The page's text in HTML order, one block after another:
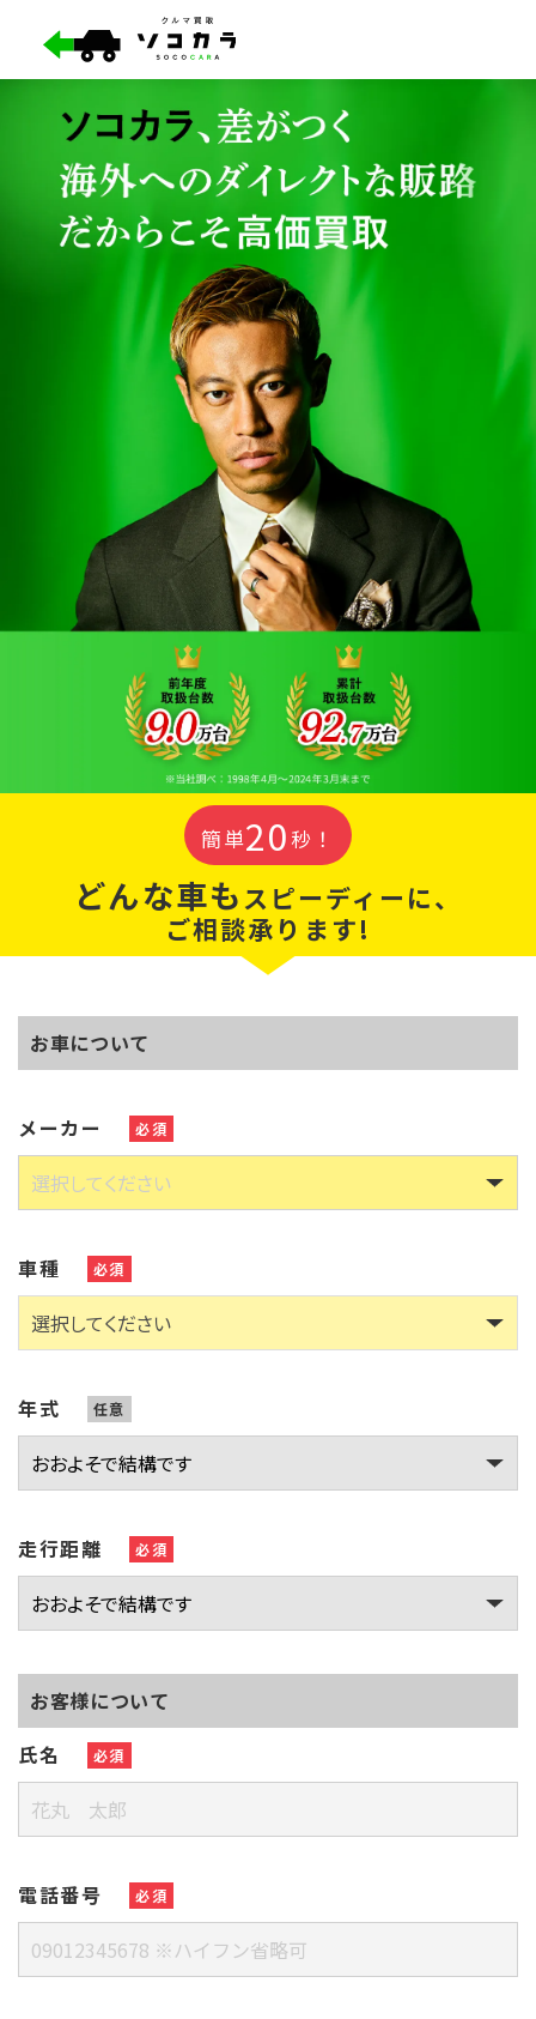
簡単20 秒！
どんな車も スピーディーに、
ご相談承ります!
お車について
メーカー 必須
車種 必須
年式 任意
走行距離 必須
お客様について
氏名
必須
電話番号 必須